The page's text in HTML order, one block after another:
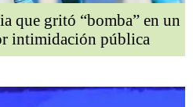
que gritó “bomba” en un
intimidación pública